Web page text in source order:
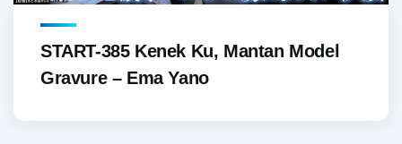
START-385 Kenek Ku, Mantan Model
Gravure – Ema Yano